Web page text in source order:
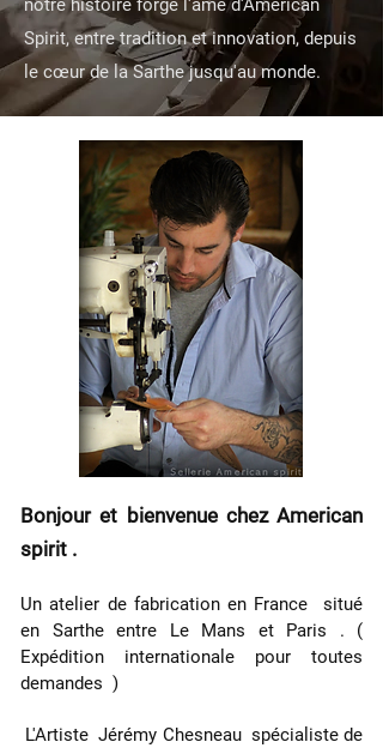
notre histoire forge l'âme d'American
Spirit, entre tradition et innovation, depuis
le cœur de la Sarthe jusqu'au monde.
Bonjour et bienvenue chez American
spirit .
Un atelier de fabrication en France situé
en Sarthe entre Le Mans et Paris . (
Expédition internationale pour toutes
demandes )
L'Artiste Jérémy Chesneau spécialiste de